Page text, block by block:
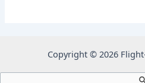
Copyright © 2026